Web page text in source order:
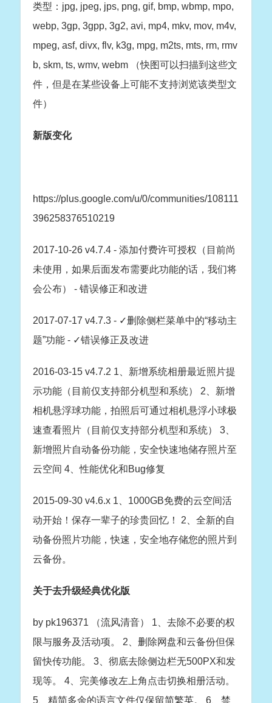
类型：jpg, jpeg, jps, png, gif, bmp, wbmp, mpo,
webp, 3gp, 3gpp, 3g2, avi, mp4, mkv, mov, m4v,
mpeg, asf, divx, flv, k3g, mpg, m2ts, mts, rm, rmv
b, skm, ts, wmv, webm （快图可以扫描到这些文
件，但是在某些设备上可能不支持浏览该类型文
件）
新版变化
https://plus.google.com/u/0/communities/108111
396258376510219
2017-10-26 v4.7.4 - 添加付费许可授权（目前尚
未使用，如果后面发布需要此功能的话，我们将
会公布） - 错误修正和改进
2017-07-17 v4.7.3 - ✓删除侧栏菜单中的“移动主
题”功能 - ✓错误修正及改进
2016-03-15 v4.7.2 1、新增系统相册最近照片提
示功能（目前仅支持部分机型和系统） 2、新增
相机悬浮球功能，拍照后可通过相机悬浮小球极
速查看照片（目前仅支持部分机型和系统） 3、
新增照片自动备份功能，安全快速地储存照片至
云空间 4、性能优化和Bug修复
2015-09-30 v4.6.x 1、1000GB免费的云空间活
动开始！保存一辈子的珍贵回忆！ 2、全新的自
动备份照片功能，快速，安全地存储您的照片到
云备份。
关于去升级经典优化版
by pk196371 （流风清音） 1、去除不必要的权
限与服务及活动项。 2、删除网盘和云备份但保
留快传功能。 3、彻底去除侧边栏无500PX和发
现等。 4、完美修改左上角点击切换相册活动。
5、精简多余的语言文件仅保留简繁英。 6、禁